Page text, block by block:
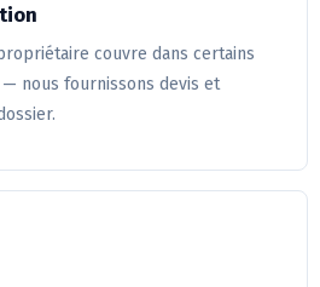
couvre dans certains
nous fournissons devis et